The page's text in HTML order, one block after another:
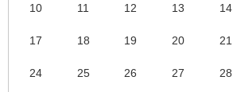
10 11 12 13 14
17 18 19 20 21
24 25 26 27 28